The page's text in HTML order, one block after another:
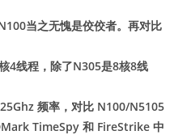
当之无愧是佼佼者。再对比
4线程，除了N305是8核8线
频率，对比 N100/N5105
TimeSpy 和 FireStrike 中